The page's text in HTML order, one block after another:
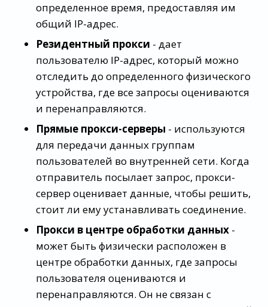
определенное время, предоставляя им
общий IP-адрес.
Резидентный прокси - дает
пользователю IP-адрес, который можно
отследить до определенного физического
устройства, где все запросы оцениваются
и перенаправляются.
Прямые прокси-серверы - используются
для передачи данных группам
пользователей во внутренней сети. Когда
отправитель посылает запрос, прокси-
сервер оценивает данные, чтобы решить,
стоит ли ему устанавливать соединение.
Прокси в центре обработки данных -
может быть физически расположен в
центре обработки данных, где запросы
пользователя оцениваются и
перенаправляются. Он не связан с